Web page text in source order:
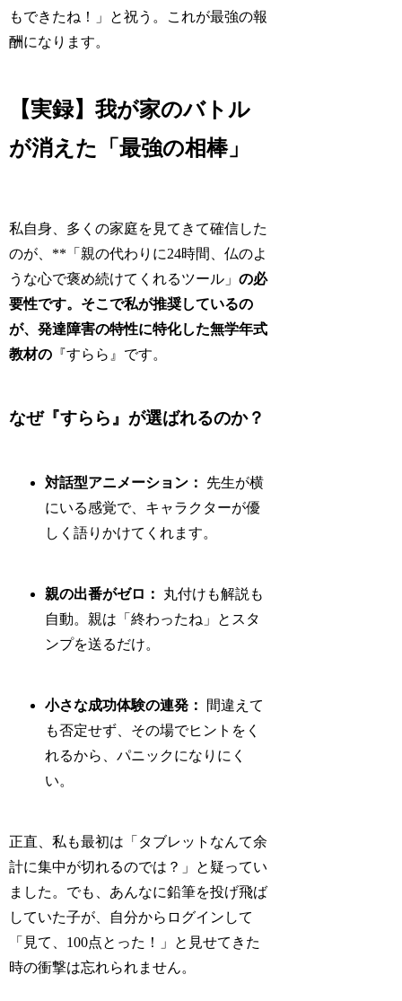
もできたね！」と祝う。これが最強の報
酬になります。
【実録】我が家のバトル
が消えた「最強の相棒」
私自身、多くの家庭を見てきて確信した
のが、**「親の代わりに24時間、仏のよ
うな心で褒め続けてくれるツール」の必
要性です。そこで私が推奨しているの
が、発達障害の特性に特化した無学年式
教材の 『すらら』です。
なぜ『すらら』が選ばれるのか？
対話型アニメーション：
先生が横
にいる感覚で、キャラクターが優
しく語りかけてくれます。
親の出番がゼロ：
丸付けも解説も
自動。親は「終わったね」とスタ
ンプを送るだけ。
小さな成功体験の連発：
間違えて
も否定せず、その場でヒントをく
れるから、パニックになりにく
い。
正直、私も最初は「タブレットなんて余
計に集中が切れるのでは？」と疑ってい
ました。でも、あんなに鉛筆を投げ飛ば
していた子が、自分からログインして
「見て、100点とった！」と見せてきた
時の衝撃は忘れられません。